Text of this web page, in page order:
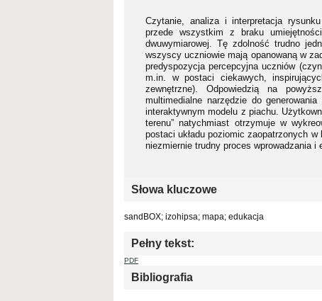
Czytanie, analiza i interpretacja
przede wszystkim z braku
dwuwymiarowej. Tę zdolność trudno
wszyscy uczniowie mają opanowaną w
predyspozycja percepcyjna uczniów
m.in. w postaci ciekawych,
zewnętrzne). Odpowiedzią na
multimedialne narzędzie do
interaktywnym modelu z piachu.
terenu” natychmiast otrzymuje w
postaci układu poziomic zaopatrzonych
niezmiernie trudny proces wprowadzania i
Słowa kluczowe
sandBOX; izohipsa; mapa; edukacja
Pełny tekst:
PDF
Bibliografia